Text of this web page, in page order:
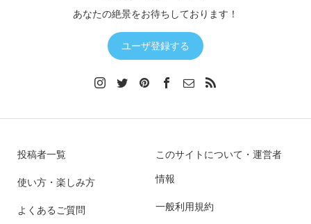
あなたの絶景をお待ちしております！
ユーザ登録する
投稿者一覧
使い方・楽しみ方
よくあるご質問
このサイトについて・運営者
情報
一般利用規約